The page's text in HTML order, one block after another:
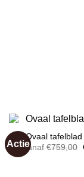
Actie
Ovaal tafelblad
Vanaf €759,00